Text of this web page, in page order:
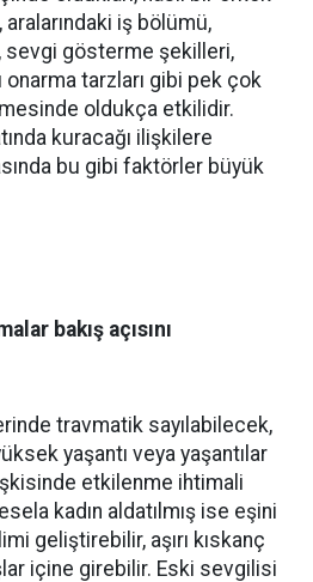
iş bölümü,
sevgi gösterme şekilleri,
onarma tarzları gibi pek çok
oldukça etkilidir.
kuracağı ilişkilere
bu gibi faktörler büyük
bakış açısını
travmatik sayılabilecek,
yaşantı veya yaşantılar
etkilenme ihtimali
kadın aldatılmış ise eşini
geliştirebilir, aşırı kıskanç
içine girebilir. Eski sevgilisi